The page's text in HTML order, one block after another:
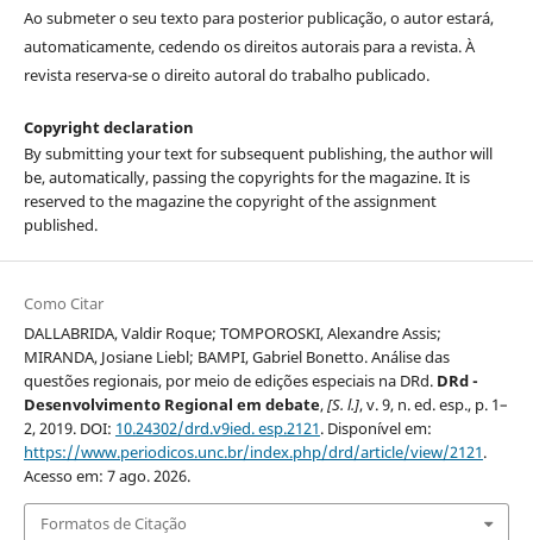
Ao submeter o seu texto para posterior publicação, o autor estará,
automaticamente, cedendo os direitos autorais para a revista. À
revista reserva-se o direito autoral do trabalho publicado.
Copyright declaration
By submitting your text for subsequent publishing, the author will
be, automatically, passing the copyrights for the magazine. It is
reserved to the magazine the copyright of the assignment
published.
Como Citar
DALLABRIDA, Valdir Roque; TOMPOROSKI, Alexandre Assis;
MIRANDA, Josiane Liebl; BAMPI, Gabriel Bonetto. Análise das
questões regionais, por meio de edições especiais na DRd. DRd -
Desenvolvimento Regional em debate,[S. l.], v. 9, n. ed. esp., p. 1–
2, 2019. DOI: 10.24302/drd.v9ied. esp.2121. Disponível em:
https://www.periodicos.unc.br/index.php/drd/article/view/2121.
Acesso em: 7 ago. 2026.
Formatos de Citação